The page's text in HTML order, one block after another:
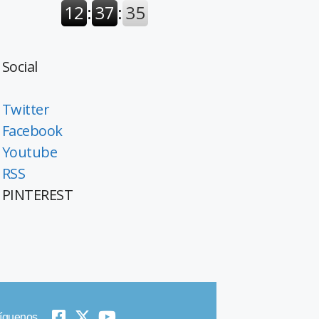
Social
Twitter
Facebook
Youtube
RSS
PINTEREST